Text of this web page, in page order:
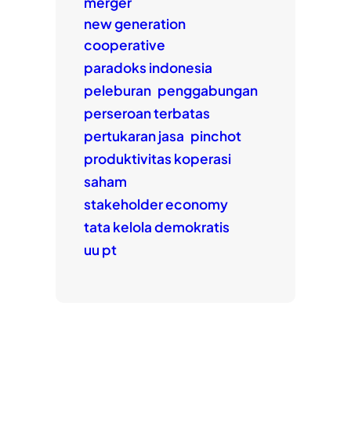
new generation
cooperative
paradoks indonesia
peleburan penggabungan
perseroan terbatas
pertukaran jasa pinchot
produktivitas koperasi
saham
stakeholder economy
tata kelola demokratis
uu pt